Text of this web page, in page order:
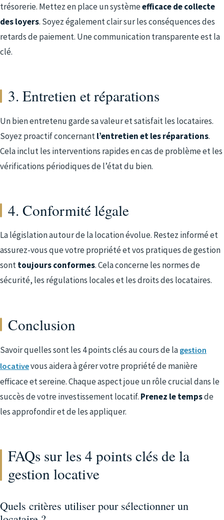
trésorerie. Mettez en place un systèmeefficace de collecte
des loyers. Soyez également clair sur les conséquences des
retards de paiement. Une communication transparente est la
clé.
3. Entretien et réparations
Un bien entretenu garde sa valeur et satisfait les locataires.
Soyez proactif concernantl’entretien et les réparations.
Cela inclut les interventions rapides en cas de problème et les
vérifications périodiques de l’état du bien.
4. Conformité légale
La législation autour de la location évolue. Restez informé et
assurez-vous que votre propriété et vos pratiques de gestion
sonttoujours conformes. Cela concerne les normes de
sécurité, les régulations locales et les droits des locataires.
Conclusion
Savoir quelles sont les 4 points clés au cours de la gestion
locativevous aidera à gérer votre propriété de manière
efficace et sereine. Chaque aspect joue un rôle crucial dans le
succès de votre investissement locatif. Prenez le tempsde
les approfondir et de les appliquer.
FAQs sur les 4 points clés de la
gestion locative
Quels critères utiliser pour sélectionner un